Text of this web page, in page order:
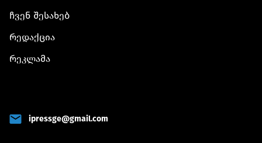
ჩვენ შესახებ
რედაქცია
რეკლამა
ipressge@gmail.com